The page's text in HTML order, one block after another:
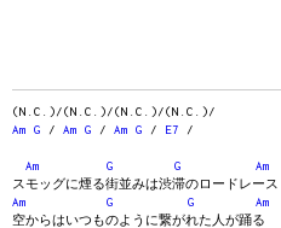
(N.C.)/(N.C.)/(N.C.)/(N.C.)/
Am
G / Am G / Am G / E7 /
Am G G
Am
スモッグに煙る街並みは渋滞のロードレース
Am
G G
Am
空からはいつものように繋がれた人が踊る